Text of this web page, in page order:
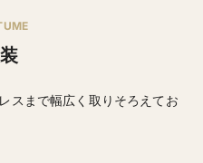
スまで幅広く取りそろえてお